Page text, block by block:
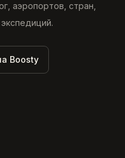
аэропортов, стран,
Boosty